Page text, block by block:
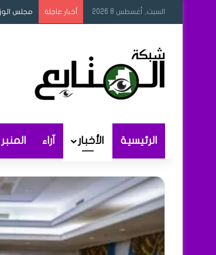
السبت, أغسطس 8 2026 أخبار عاجلة مجلس
الرئيسية الأخبار آراء